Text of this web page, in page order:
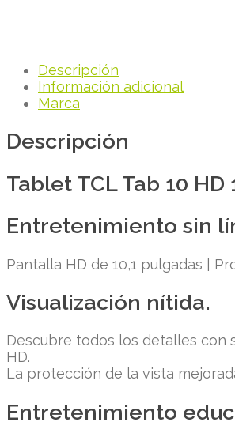
Descripción
Información adicional
Marca
Descripción
Tablet TCL Tab 10 HD
Entretenimiento sin
Pantalla HD de 10,1 pulgadas |
Visualización nítida.
Descubre todos los detalles con
HD.
La protección de la vista
Entretenimiento